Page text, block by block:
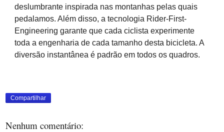
deslumbrante inspirada nas montanhas pelas quais
pedalamos. Além disso, a tecnologia Rider-First-
Engineering garante que cada ciclista experimente
toda a engenharia de cada tamanho desta bicicleta. A
diversão instantânea é padrão em todos os quadros.
Compartilhar
Nenhum comentário: